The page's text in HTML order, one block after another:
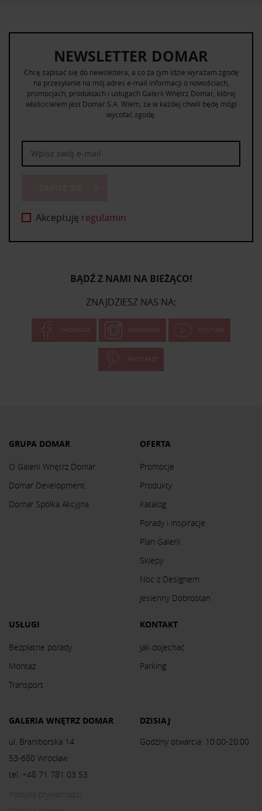
NEWSLETTER DOMAR
Chcę zapisać się do newslettera, a co za tym idzie wyrażam zgodę
na przesyłanie na mój adres e-mail informacji o nowościach,
promocjach, produktach i usługach Galerii Wnętrz Domar, której
właścicielem jest Domar S.A. Wiem, że w każdej chwili będę mógł
wycofać zgodę.
Akceptuję regulamin
BĄDŹ Z NAMI NA BIEŻĄCO!
ZNAJDZIESZ NAS NA:
FACEBOOK INSTAGRAM YOUTUBE
PINTEREST
GRUPA DOMAR
O Galerii Wnętrz Domar
Domar Development
Domar Spółka Akcyjna
OFERTA
Promocje
Produkty
Katalog
Porady i inspiracje
Plan Galerii
Sklepy
Noc z Designem
Jesienny Dobrostan
USŁUGI
Bezpłatne porady
Montaż
Transport
KONTAKT
Jak dojechać
Parking
GALERIA WNĘTRZ DOMAR
ul. Braniborska 14
53-680 Wrocław
tel. +48 71 781 03 53
DZISIAJ
Godziny otwarcia: 10:00-20:00